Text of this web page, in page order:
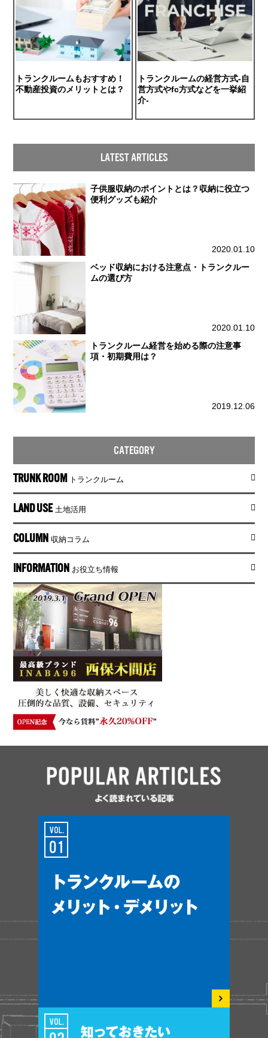
トランクルームもおすすめ！
不動産投資のメリットとは？
トランクルームの経営方式-自
営方式やfc方式などを一挙紹
介-
LATEST ARTICLES
子供服収納のポイントとは？収納に役立つ
便利グッズも紹介
2020.01.10
ベッド収納における注意点・トランクルー
ムの選び方
2020.01.10
トランクルーム経営を始める際の注意事
項・初期費用は？
2019.12.06
CATEGORY
TRUNK ROOM トランクルーム
LAND USE 土地活用
COLUMN 収納コラム
INFORMATION お役立ち情報